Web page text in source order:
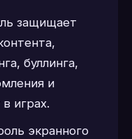
защищает
буллинга,
и
играх.
экранного